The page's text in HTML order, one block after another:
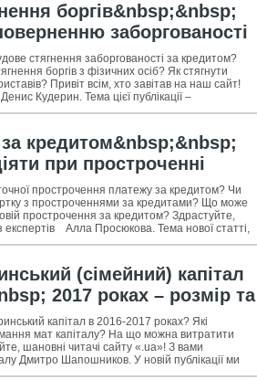
боргів&nbsp;&nbsp;
заборгованості
за 5 кроків +
досудове стягнення
стягнення заборгованості за кредитом?
боргів з фізичних осіб? Як стягнути
Привіт всім, хто завітав на наш сайт!
Кудерин. Тема цієї публікації –
кредитом&nbsp;&nbsp;
при простроченні
ради для боржника
прострочення платежу за кредитом? Чи
з простроченнями за кредитами? Що може
прострочення за кредитом? Здрастуйте,
експертів Алла Просюкова. Тема нової статті,
(сімейний) капітал
2017 роках – розмір та
+ варіанти
капіталу
капітал в 2016-2017 роках? Які
мат капіталу? На що можна витратити
шановні читачі сайту «.ua»! З вами
Дмитро Шапошников. У новій публікації ми